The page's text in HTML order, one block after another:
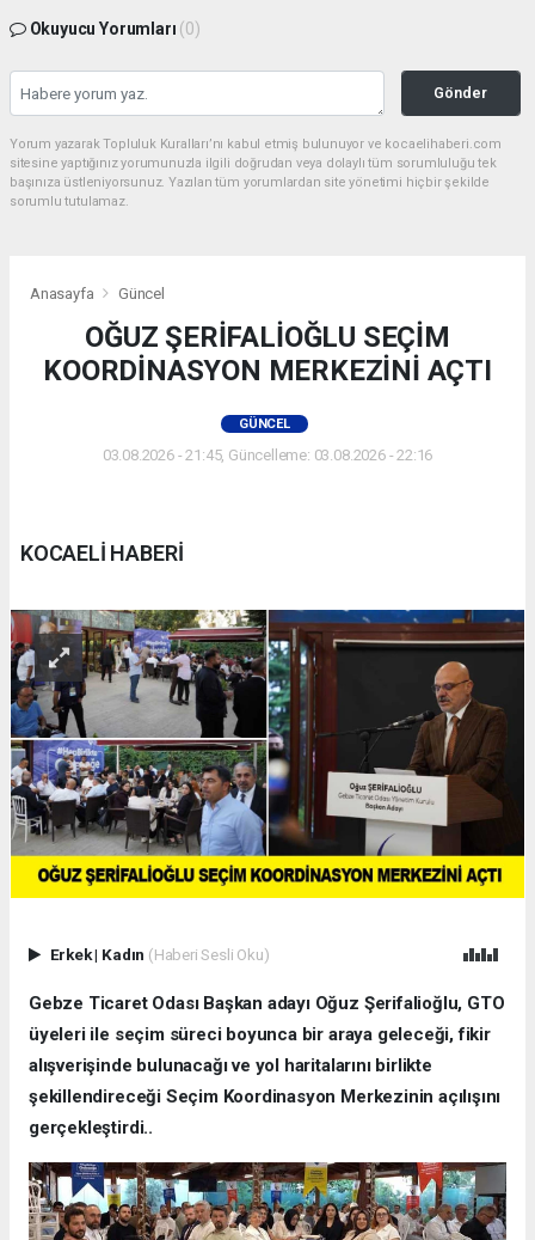
Okuyucu Yorumları (0)
Gönder
Yorum yazarak Topluluk Kuralları’nı kabul etmiş bulunuyor ve kocaelihaberi.com
sitesine yaptığınız yorumunuzla ilgili doğrudan veya dolaylı tüm sorumluluğu tek
başınıza üstleniyorsunuz. Yazılan tüm yorumlardan site yönetimi hiçbir şekilde
sorumlu tutulamaz.
Anasayfa Güncel
OĞUZ ŞERİFALİOĞLU SEÇİM
KOORDİNASYON MERKEZİNİ AÇTI
GÜNCEL
03.08.2026 - 21:45, Güncelleme: 03.08.2026 - 22:16
KOCAELİ HABERİ
Erkek| Kadın (Haberi Sesli Oku)
Gebze Ticaret Odası Başkan adayı Oğuz Şerifalioğlu, GTO
üyeleri ile seçim süreci boyunca bir araya geleceği, fikir
alışverişinde bulunacağı ve yol haritalarını birlikte
şekillendireceği Seçim Koordinasyon Merkezinin açılışını
gerçekleştirdi..